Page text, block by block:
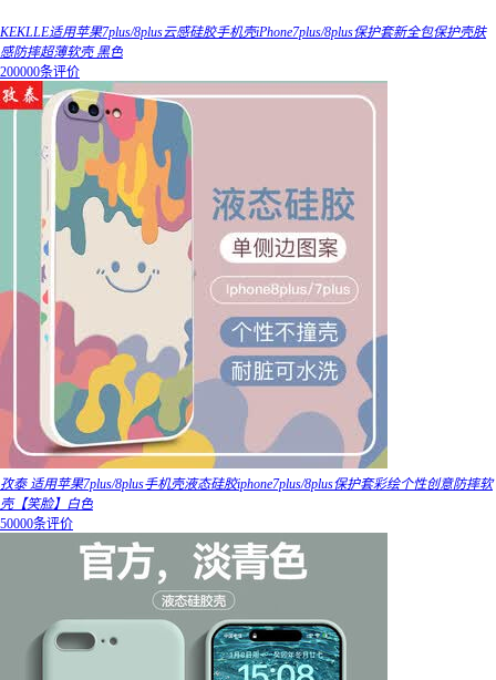
KEKLLE适用苹果7plus/8plus云感硅胶手机壳iPhone7plus/8plus保护套新全包保护壳肤
感防摔超薄软壳 黑色
200000条评价
孜泰 适用苹果7plus/8plus手机壳液态硅胶iphone7plus/8plus保护套彩绘个性创意防摔软
壳【笑脸】白色
50000条评价